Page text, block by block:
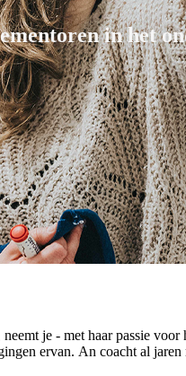
in het
je - met haar passie
ervan. An coacht al